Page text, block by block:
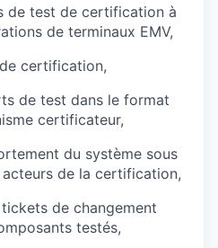
de test de certification à
de terminaux EMV,
certification,
de test dans le format
certificateur,
du système sous
de la certification,
de changement
testés,